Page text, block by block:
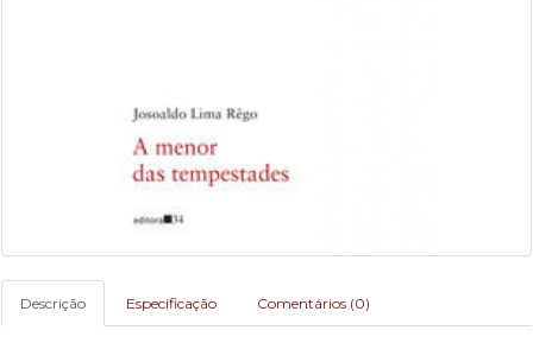
Descrição Especificação Comentários (0)